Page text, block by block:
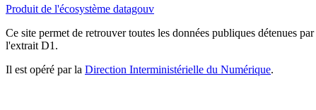
Produit de l'écosystème datagouv
Ce site permet de retrouver toutes les données publiques détenues
l'extrait D1.
Il est opéré par la Direction Interministérielle du Numérique.